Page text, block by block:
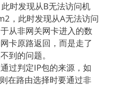
时发现从B无法访问机
，此时发现从A无法访问
从非网关网卡进入的数
卡原路返回，而是走了
到的问题。
过判定IP包的来源，如
在路由选择时要通过非